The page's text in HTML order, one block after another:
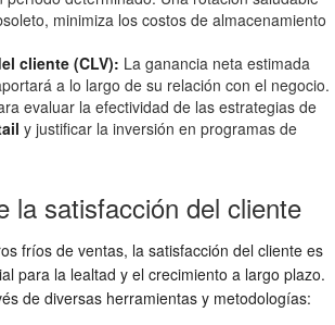
minimiza los costos de almacenamiento
cliente (CLV): La ganancia neta estimada
a lo largo de su relación con el negocio.
evaluar la efectividad de las estrategias de
y justificar la inversión en programas de
la satisfacción del cliente
fríos de ventas, la satisfacción del cliente es
para la lealtad y el crecimiento a largo plazo.
de diversas herramientas y metodologías: